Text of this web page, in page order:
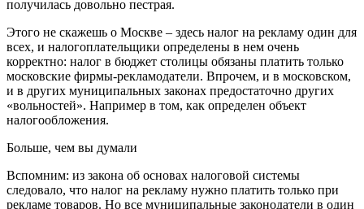
получилась довольно пестрая.
Этого не скажешь о Москве – здесь налог на рекламу один для
всех, и налогоплательщики определены в нем очень
корректно: налог в бюджет столицы обязаны платить только
московские фирмы-рекламодатели. Впрочем, и в московском,
и в других муниципальных законах предостаточно других
«вольностей». Например в том, как определен объект
налогообложения.
Больше, чем вы думали
Вспомним: из закона об основах налоговой системы
следовало, что налог на рекламу нужно платить только при
рекламе товаров. Но все муниципальные законодатели в один